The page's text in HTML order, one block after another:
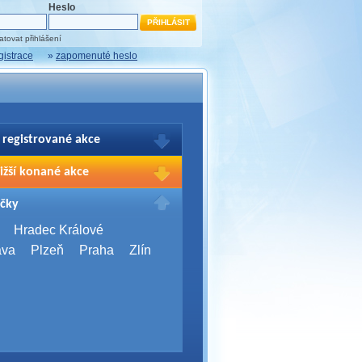
Heslo
přihlášení
» zapomenuté heslo
registrované akce
Vašich registrací na akce
přihlašte.
konané akce
2026
Brno
Server Bootcamp 2026
Hradec Králové
Plzeň Praha Zlín